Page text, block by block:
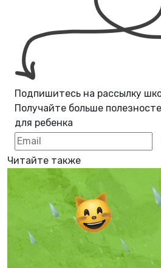
Подпишитесь на рассылку
Получайте больше
для ребенка
Читайте также